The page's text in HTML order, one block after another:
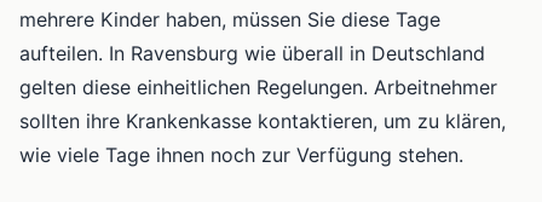
mehrere Kinder haben, müssen Sie diese Tage
aufteilen. In Ravensburg wie überall in Deutschland
gelten diese einheitlichen Regelungen. Arbeitnehmer
sollten ihre Krankenkasse kontaktieren, um zu klären,
wie viele Tage ihnen noch zur Verfügung stehen.